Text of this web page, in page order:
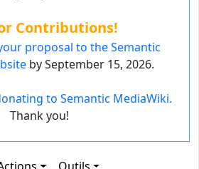
Contributions!
proposal to the Semantic
by September 15, 2026.
to Semantic MediaWiki.
Thank you!